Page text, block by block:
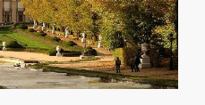
de los
Santiago Apóstol